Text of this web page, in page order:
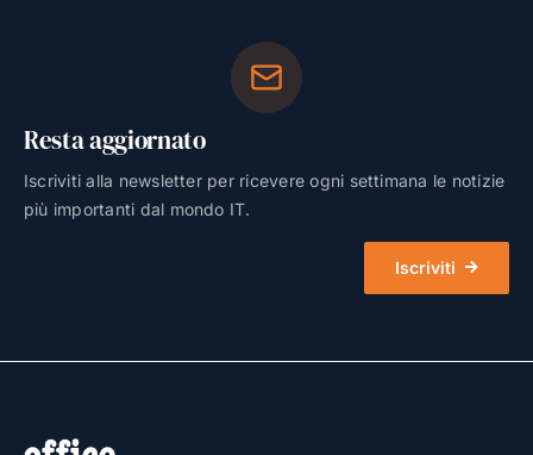
Resta aggiornato
Iscriviti alla newsletter per ricevere ogni settimana le notizie
più importanti dal mondo IT.
Iscriviti